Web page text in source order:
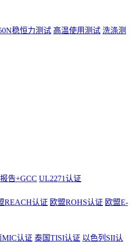
稳恒力测试 高温使用测试 洗涤测
告+GCC UL2271认证
REACH认证 欧盟ROHS认证 欧盟E-
MIC认证 泰国TISI认证 以色列SII认